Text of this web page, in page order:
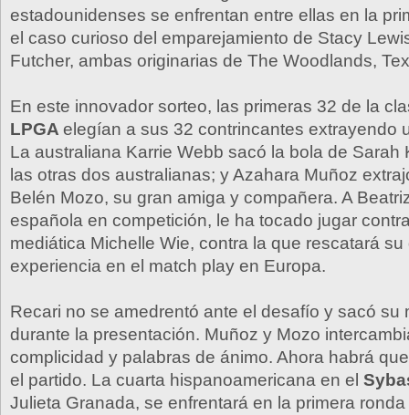
estadounidenses se enfrentan entre ellas en la
el caso curioso del emparejamiento de Stacy
Futcher, ambas originarias de The Woodlands,
En este innovador sorteo, las primeras 32 de la
LPGA elegían a sus 32 contrincantes extrayendo
La australiana Karrie Webb sacó la bola de Sarah
las otras dos australianas; y Azahara Muñoz
Belén Mozo, su gran amiga y compañera. A
española en competición, le ha tocado jugar
mediática Michelle Wie, contra la que rescatará
experiencia en el match play en Europa.
Recari no se amedrentó ante el desafío y sacó su
durante la presentación. Muñoz y Mozo
complicidad y palabras de ánimo. Ahora habrá
el partido. La cuarta hispanoamericana en el
Julieta Granada, se enfrentará en la primera